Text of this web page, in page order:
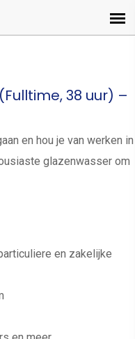
38 uur) –
en hou je van werken in
glazenwasser om
en zakelijke